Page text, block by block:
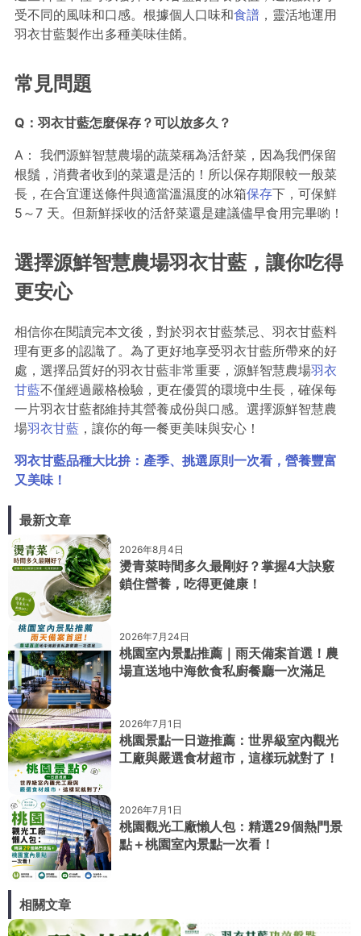
受不同的風味和口感。根據個人口味和食譜 ，靈活地運用
羽衣甘藍製作出多種美味佳餚。
常見問題
Q ：羽衣甘藍怎麼保存？可以放多久？
A： 我們源鮮智慧農場的蔬菜稱為活舒菜，因為我們保留
根鬚，消費者收到的菜還是活的！所以保存期限較一般菜
長，在合宜運送條件與適當溫濕度的冰箱保存下，可保鮮
5～7 天。但新鮮採收的活舒菜還是建議儘早食用完畢喲！
選擇源鮮智慧農場羽衣甘藍，讓你吃得
更安心
相信你在閱讀完本文後，對於羽衣甘藍禁忌、羽衣甘藍料
理有更多的認識了。為了更好地享受羽衣甘藍所帶來的好
處，選擇品質好的羽衣甘藍非常重要，源鮮智慧農場羽衣
甘藍不僅經過嚴格檢驗，更在優質的環境中生長，確保每
一片羽衣甘藍都維持其營養成份與口感。選擇源鮮智慧農
場羽衣甘藍 ，讓你的每一餐更美味與安心！
羽衣甘藍品種大比拚：產季、挑選原則一次看，營養豐富
又美味！
最新文章
2026年8月4日
燙青菜時間多久最剛好？掌握4大訣竅
鎖住營養，吃得更健康！
2026年7月24日
桃園室內景點推薦｜雨天備案首選！農
場直送地中海飲食私廚餐廳一次滿足
2026年7月1日
桃園景點一日遊推薦：世界級室內觀光
工廠與嚴選食材超市，這樣玩就對了！
2026年7月1日
桃園觀光工廠懶人包：精選29個熱門景
點＋桃園室內景點一次看！
相關文章